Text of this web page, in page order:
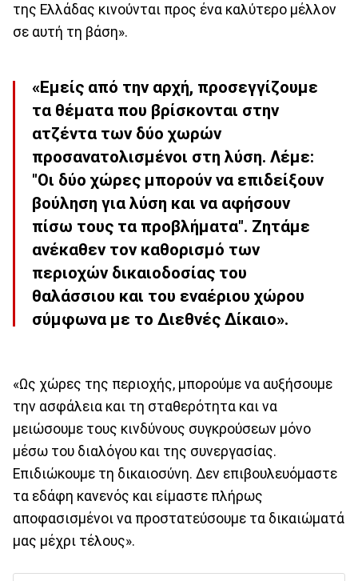
της Ελλάδας κινούνται προς ένα καλύτερο μέλλον
σε αυτή τη βάση».
«Εμείς από την αρχή, προσεγγίζουμε
τα θέματα που βρίσκονται στην
ατζέντα των δύο χωρών
προσανατολισμένοι στη λύση. Λέμε:
"Οι δύο χώρες μπορούν να επιδείξουν
βούληση για λύση και να αφήσουν
πίσω τους τα προβλήματα". Ζητάμε
ανέκαθεν τον καθορισμό των
περιοχών δικαιοδοσίας του
θαλάσσιου και του εναέριου χώρου
σύμφωνα με το Διεθνές Δίκαιο».
«Ως χώρες της περιοχής, μπορούμε να αυξήσουμε
την ασφάλεια και τη σταθερότητα και να
μειώσουμε τους κινδύνους συγκρούσεων μόνο
μέσω του διαλόγου και της συνεργασίας.
Επιδιώκουμε τη δικαιοσύνη. Δεν επιβουλευόμαστε
τα εδάφη κανενός και είμαστε πλήρως
αποφασισμένοι να προστατεύσουμε τα δικαιώματά
μας μέχρι τέλους».